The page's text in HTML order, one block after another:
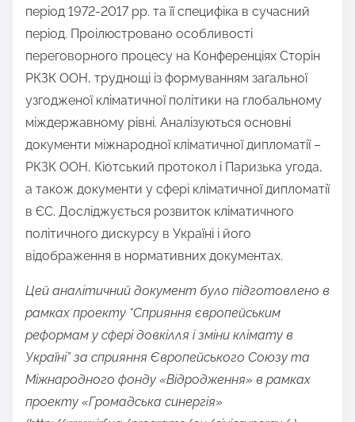
h
i
s
p
o
s
t
o
n
:
період 1972-2017 рр. та її специфіка в сучасний
період. Проілюстровано особливості
переговорного процесу на Конференціях Сторін
РКЗК ООН, труднощі із формуванням загальної
узгодженої кліматичної політики на глобальному
міждержавному рівні. Аналізуються основні
документи міжнародної кліматичної дипломатії –
РКЗК ООН, Кіотський протокол і Паризька угода,
а також документи у сфері кліматичної дипломатії
в ЄС. Досліджується розвиток кліматичного
політичного дискурсу в Україні і його
відображення в нормативних документах.
Цей аналітичний документ було підготовлено в
рамках проекту “Сприяння європейським
реформам у сфері довкілля і зміни клімату в
Україні” за сприяння Європейського Союзу та
Міжнародного фонду «Відродження» в рамках
проекту «Громадська синергія»